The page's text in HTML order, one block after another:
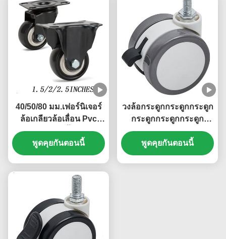
40/50/80 มม.เฟอร์นิเจอร์
ล้อเกลียวล้อเลื่อน Pvc
ขนาดเล็กเก้าอี้ล้อเลื่อน
1/1. 5/2 นิ้ว Office
Bookshelf เตียง Carbinet
พูดคุยกันตอนนี้
วงล้อกระดูกกระดูกกระดูก
กระดูกกระดูกกระดูก
กระดูกกระดูกกระดูก
กระดูกกระดูกกระดูก
กระดูกกระดูกกระดูก
พูดคุยกันตอนนี้